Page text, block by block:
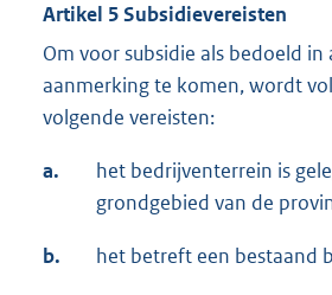
Artikel 5 Subsidievereisten
Om voor subsidie als bedoeld in
aanmerking te komen, wordt
volgende vereisten:
a.
het bedrijventerrein is
grondgebied van de
b. het betreft een bestaand